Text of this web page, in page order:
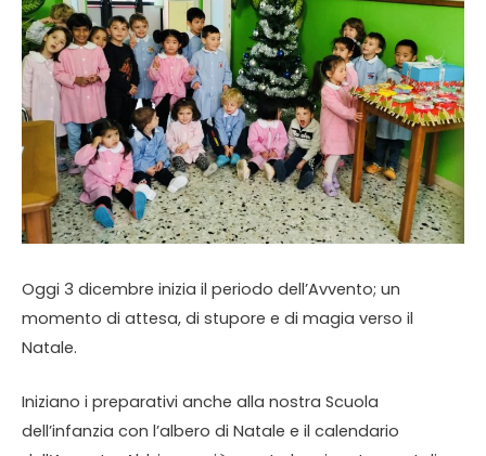
Oggi 3 dicembre inizia il periodo dell’Avvento; un
momento di attesa, di stupore e di magia verso il
Natale.
Iniziano i preparativi anche alla nostra Scuola
dell’infanzia con l’albero di Natale e il calendario